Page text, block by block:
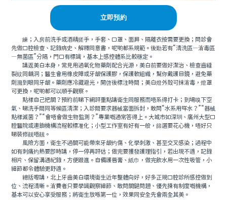
立即預約
練；入房前洗手或酒精搓手，手套、口罩、面屏、隔離衣按需要更換；問診會
先做口腔檢查、記錄病史、解釋同意書，呢啲都系規範。後勤若有“清洗區—消毒區
—無菌區”分隔，門口有標識，基本上感控體系比較穩定。
講返美白本身，常見用過氧化物藥劑配合光源，美白前要做好潔治、檢查齒縫
裂紋同齲洞；醫生會用橡皮障或牙龈保護膠，保護軟組織，幫你戴護目鏡，避免藥
劑濺到眼同牙龈。藥劑應冷藏避光，開啓後標注時間；美白燈外殼可抹消毒，燈罩
可更換，呢啲都可以順手觀察。
點樣自己把關？預約前睇下網評重點講衛生同服務而唔系得打卡；到場嗅下空
氣、睇洗手間同等候區清潔；入診間要求器械當面拆封，敢問“水系用咩水？”“器械
點樣滅菌？”“會唔會做生物監測？”專業嘅通常答得上。大城市如深圳、廣州大型口
腔醫院或連鎖機構流程較標准化；小型工作室有好有一般，篩選要花心機，唔好只
睇裝修靓唔靓。
風險方面，衛生不過關可能帶來牙龈灼傷、化學刺激、甚至交叉感染；過程中
如有刺痛灼熱要即時講，停一停再評估；做完要獲發護理指引，若出現不適，記錄
相片、保留溝通紀錄，方便跟進。自備護唇膏、紙巾，做完飲水用一次性吸管，小
細節都令體驗更舒適。
總括嚟講，北上牙齒美白環境衛生近年整體向好，好多正規口腔診所感控做到
位、流程清晰。消費者只要學識觀察細節、敢問關鍵問題、優先揀有制度嘅機構，
基本可以安心享受服務；將衛生放喺第一位，效果同安全先會兩全其美。